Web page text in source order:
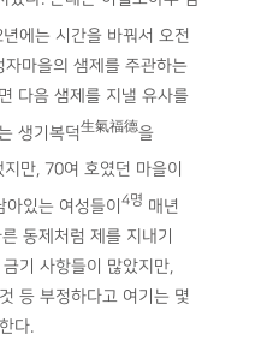
에는 시간을 바꿔서 오전
마을의 샘제를 주관하는
다음 샘제를 지낼 유사를
생기복덕生氣福德을
만, 70여 호였던 마을이
있는 여성들이 4명 매년
동제처럼 제를 지내기
기 사항들이 많았지만,
등 부정하다고 여기는 몇
다.